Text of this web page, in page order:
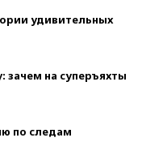
удивительных
зачем на суперъяхты
по следам